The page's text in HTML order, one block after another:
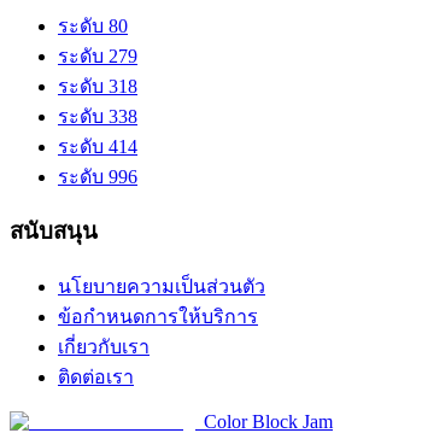
ระดับ 80
ระดับ 279
ระดับ 318
ระดับ 338
ระดับ 414
ระดับ 996
สนับสนุน
นโยบายความเป็นส่วนตัว
ข้อกำหนดการให้บริการ
เกี่ยวกับเรา
ติดต่อเรา
Color Block Jam